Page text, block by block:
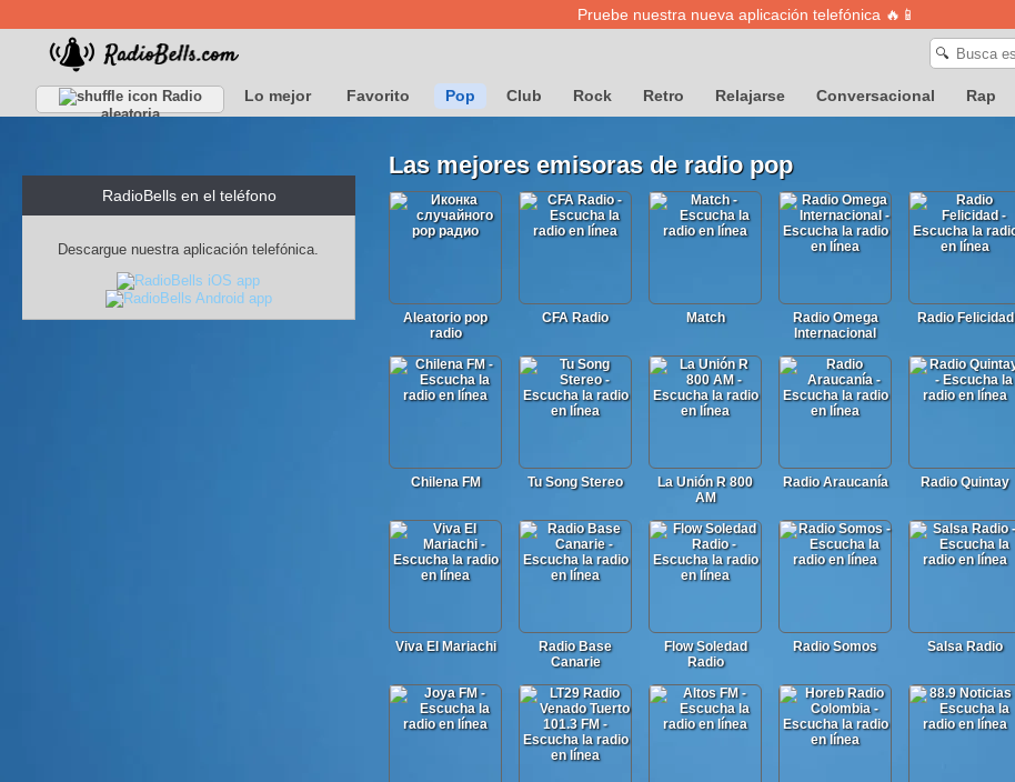
Pruebe nuestra nueva aplicación telefónica 🔥📱
🔍
Radio
aleatoria
Lo mejor Favorito Pop Club Rock Retro Relajarse Conversacional Rap
RadioBells en el teléfono
Descargue nuestra aplicación telefónica.
Las mejores emisoras de radio pop
Aleatorio pop
radio
CFA Radio Match
Radio Omega
Internacional
Radio Felicidad
Chilena FM Tu Song Stereo
La Unión R 800
AM
Radio Araucanía Radio Quintay
Viva El Mariachi
Radio Base
Canarie
Flow Soledad
Radio
Radio Somos Salsa Radio